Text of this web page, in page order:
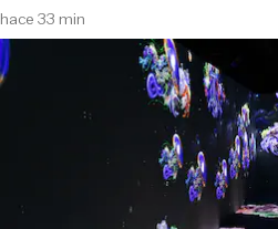
hace 33 min